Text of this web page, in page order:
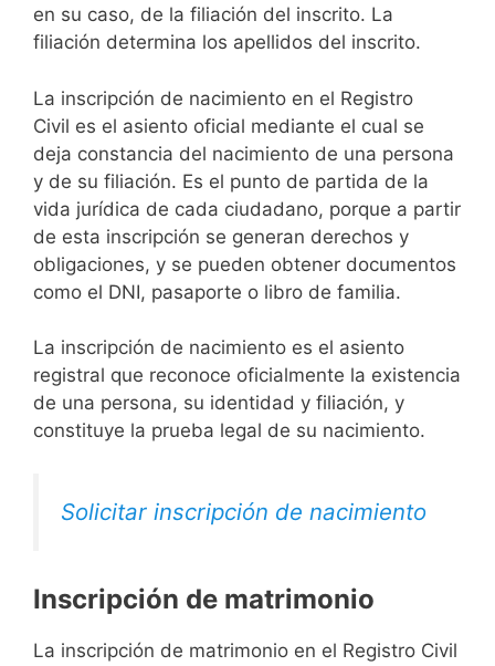
en su caso, de la filiación del inscrito. La
filiación determina los apellidos del inscrito.
La inscripción de nacimiento en el Registro
Civil es el asiento oficial mediante el cual se
deja constancia del nacimiento de una persona
y de su filiación. Es el punto de partida de la
vida jurídica de cada ciudadano, porque a partir
de esta inscripción se generan derechos y
obligaciones, y se pueden obtener documentos
como el DNI, pasaporte o libro de familia.
La inscripción de nacimiento es el asiento
registral que reconoce oficialmente la existencia
de una persona, su identidad y filiación, y
constituye la prueba legal de su nacimiento.
Solicitar inscripción de nacimiento
Inscripción de matrimonio
La inscripción de matrimonio en el Registro Civil